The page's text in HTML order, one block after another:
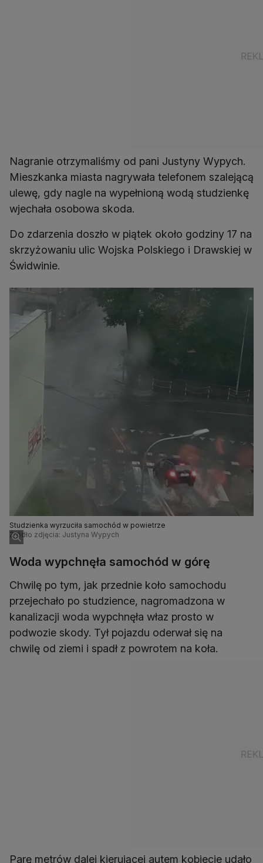
Nagranie otrzymaliśmy od pani Justyny Wypych.
Mieszkanka miasta nagrywała telefonem szalejącą
ulewę, gdy nagle na wypełnioną wodą studzienkę
wjechała osobowa skoda.
Do zdarzenia doszło w piątek około godziny 17 na
skrzyżowaniu ulic Wojska Polskiego i Drawskiej w
Świdwinie.
Studzienka wyrzuciła samochód w powietrze
Źródło zdjęcia: Justyna Wypych
Woda wypchnęła samochód w górę
Chwilę po tym, jak przednie koło samochodu
przejechało po studzience, nagromadzona w
kanalizacji woda wypchnęła właz prosto w
podwozie skody. Tył pojazdu oderwał się na
chwilę od ziemi i spadł z powrotem na koła.
Parę metrów dalej kierującej autem kobiecie udało